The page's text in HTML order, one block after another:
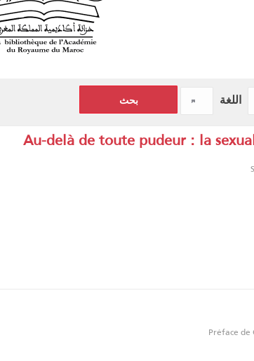
اللغة
Au-delà de toute pudeur : la
Préface de